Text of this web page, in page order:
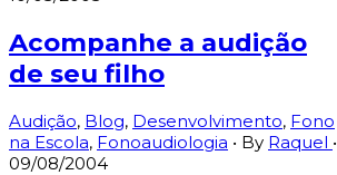
Acompanhe a audição
de seu filho
Audição, Blog, Desenvolvimento, Fono
na Escola, Fonoaudiologia • By Raquel •
09/08/2004